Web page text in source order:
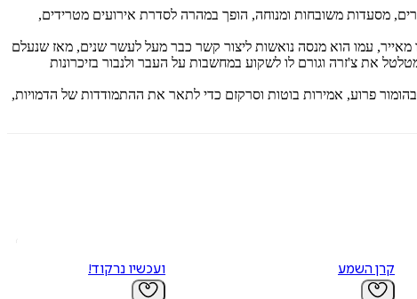
מסעדות משובחות ומנוחה, הופך במהרה לסדרת אירועים מטרידים,
עמו הוא מנסה נואשות ליצור קשר כבר מעל לעשר שנים, מאז שנעלם
את צ'זרה וגורם לו לשקוע במחשבות על העבר ולנבור בזיכרונות
פרוע, אמירות בוטות וסרקזם כדי לתאר את ההתמודדות של הדמויות,
קרן השמע ועכשיו נרקוד!